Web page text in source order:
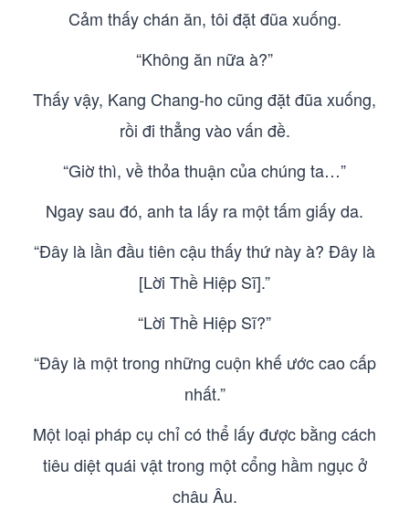
Cảm thấy chán ăn, tôi đặt đũa xuống.
“Không ăn nữa à?”
Thấy vậy, Kang Chang-ho cũng đặt đũa xuống,
rồi đi thẳng vào vấn đề.
“Giờ thì, về thỏa thuận của chúng ta…”
Ngay sau đó, anh ta lấy ra một tấm giấy da.
“Đây là lần đầu tiên cậu thấy thứ này à? Đây là
[Lời Thề Hiệp Sĩ].”
“Lời Thề Hiệp Sĩ?”
“Đây là một trong những cuộn khế ước cao cấp
nhất.”
Một loại pháp cụ chỉ có thể lấy được bằng cách
tiêu diệt quái vật trong một cổng hầm ngục ở
châu Âu.